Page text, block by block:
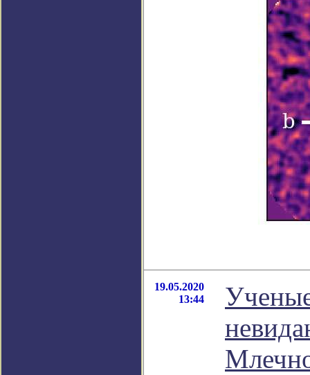
19.05.2020
13:44